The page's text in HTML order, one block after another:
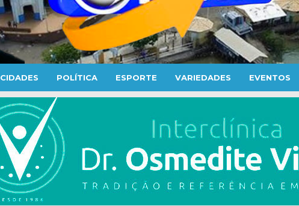
CIDADES POLÍTICA ESPORTE VARIEDADES EVENTOS